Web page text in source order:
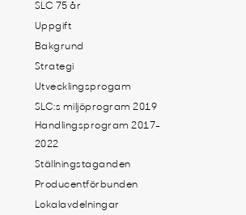
SLC 75 år
Uppgift
Bakgrund
Strategi
Utvecklingsprogam
SLC:s miljöprogram 2019
Handlingsprogram 2017-
2022
Ställningstaganden
Producentförbunden
Lokalavdelningar